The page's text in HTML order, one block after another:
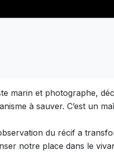
marin et photographe,
à sauver. C’est un
du récif a
notre place dans le